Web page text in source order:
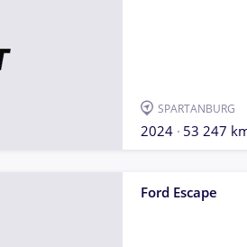
SPARTANBURG
2024 53 247
Ford Escape